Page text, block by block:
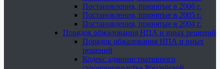
Постановления, принятые в 2006 г.
Постановления, принятые в 2005 г.
Постановления, принятые в 2004 г.
Порядок обжалования НПА и иных решений
Порядок обжалования НПА и иных
решений
Кодекс административного